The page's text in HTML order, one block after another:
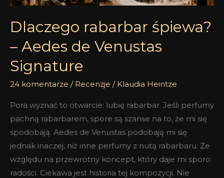
Dlaczego rabarbar śpiewa?
– Aedes de Venustas
Signature
24 komentarze / Recenzje / Klaudia Heintze
Pora wyznać to otwarcie: lubię rabarbar. Jeśli perfumy
pachną rabarbarem, spore są szanse na to, że mi się
spodobają. Aedes de Venustas podobają mi się
jednak inaczej, niż inne perfumy z nutą rabarbaru. Ze
względu na przewrotny koncept, który daje mi sporo
radości. Ciekawa jest historia tej kompozycji. Nie